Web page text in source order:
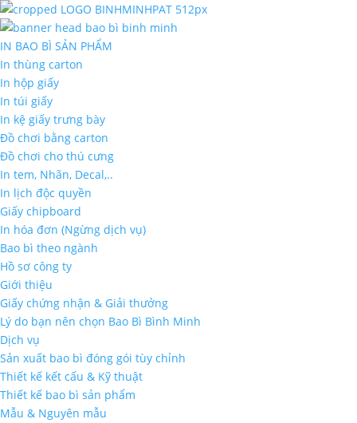
IN BAO BÌ SẢN PHẨM
In thùng carton
In hộp giấy
In túi giấy
In kệ giấy trưng bày
Đồ chơi bằng carton
Đồ chơi cho thú cưng
In tem, Nhãn, Decal,..
In lịch độc quyền
Giấy chipboard
In hóa đơn (Ngừng dịch vụ)
Bao bì theo ngành
Hồ sơ công ty
Giới thiệu
Giấy chứng nhận & Giải thưởng
Lý do bạn nên chọn Bao Bì Bình Minh
Dịch vụ
Sản xuất bao bì đóng gói tùy chỉnh
Thiết kế kết cấu & Kỹ thuật
Thiết kế bao bì sản phẩm
Mẫu & Nguyên mẫu